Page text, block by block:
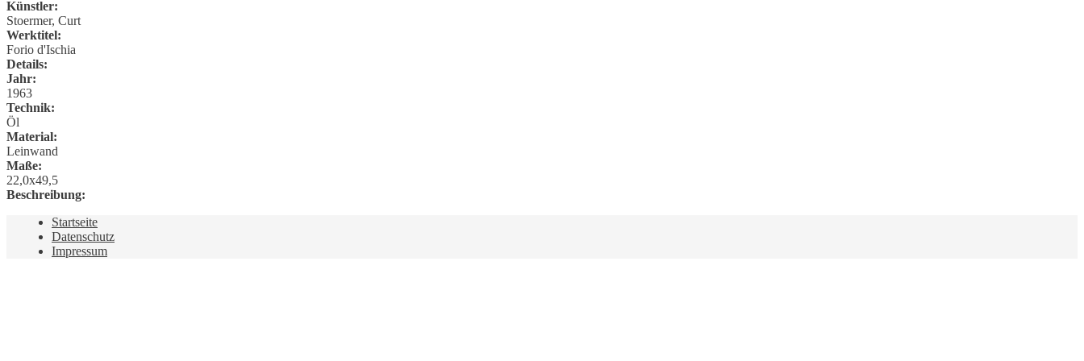
Künstler:
Stoermer, Curt
Werktitel:
Forio d'Ischia
Details:
Jahr:
1963
Technik:
Öl
Material:
Leinwand
Maße:
22,0x49,5
Beschreibung:
Startseite
Datenschutz
Impressum